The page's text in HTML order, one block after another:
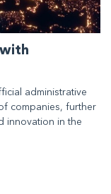
administrative
companies, further
innovation in the